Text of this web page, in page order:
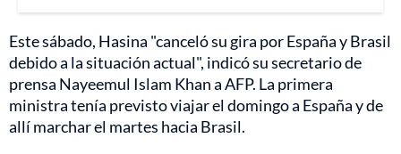
Este sábado, Hasina "canceló su gira por España y Brasil
debido a la situación actual", indicó su secretario de
prensa Nayeemul Islam Khan a AFP. La primera
ministra tenía previsto viajar el domingo a España y de
allí marchar el martes hacia Brasil.